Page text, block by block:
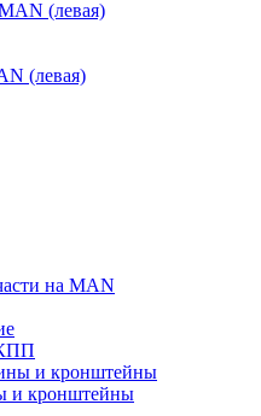
(левая)
на MAN
и кронштейны
и кронштейны